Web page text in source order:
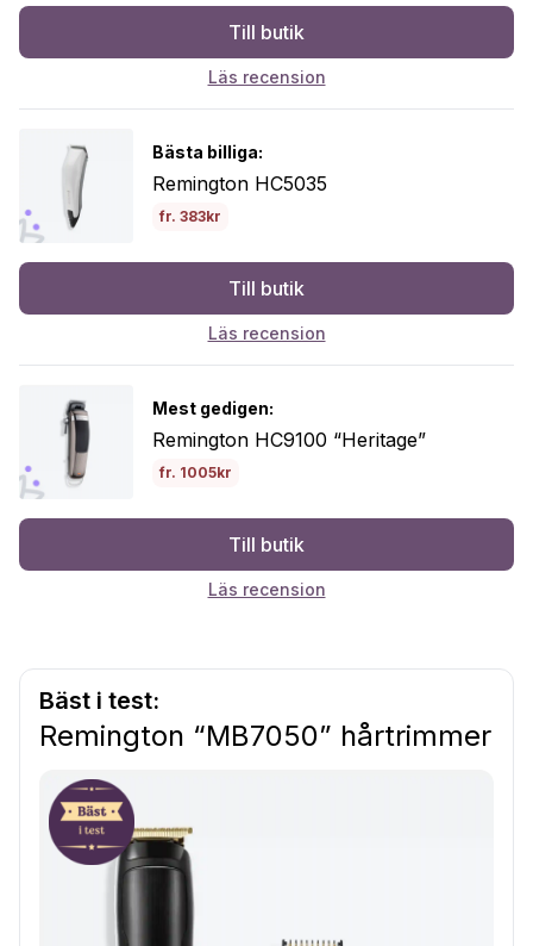
Till butik
Läs recension
Bästa billiga:
Remington HC5035
fr. 383kr
Till butik
Läs recension
Mest gedigen:
Remington HC9100 “Heritage”
fr. 1005kr
Till butik
Läs recension
Bäst i test:
Remington “MB7050” hårtrimmer